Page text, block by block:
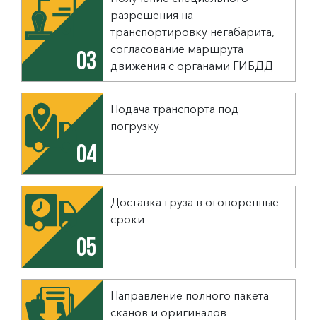
03
разрешения на
транспортировку негабарита,
согласование маршрута
движения с органами ГИБДД
04
Подача транспорта под
погрузку
05
Доставка груза в оговоренные
сроки
Направление полного пакета
сканов и оригиналов